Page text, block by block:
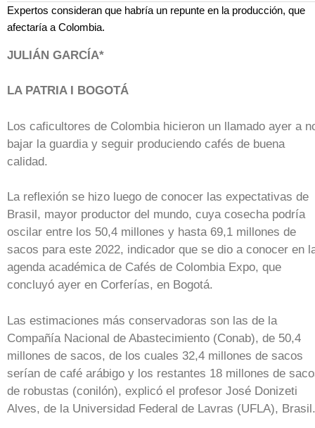
Expertos consideran que habría un repunte en la producción, que
afectaría a Colombia.
JULIÁN GARCÍA*
LA PATRIA I BOGOTÁ
Los caficultores de Colombia hicieron un llamado ayer a
bajar la guardia y seguir produciendo cafés de buena
calidad.
La reflexión se hizo luego de conocer las expectativas de
Brasil, mayor productor del mundo, cuya cosecha podría
oscilar entre los 50,4 millones y hasta 69,1 millones de
sacos para este 2022, indicador que se dio a conocer en
agenda académica de Cafés de Colombia Expo, que
concluyó ayer en Corferías, en Bogotá.
Las estimaciones más conservadoras son las de la
Compañía Nacional de Abastecimiento (Conab), de 50,4
millones de sacos, de los cuales 32,4 millones de sacos
serían de café arábigo y los restantes 18 millones de
de robustas (conilón), explicó el profesor José Donizeti
Alves, de la Universidad Federal de Lavras (UFLA), Brasil.